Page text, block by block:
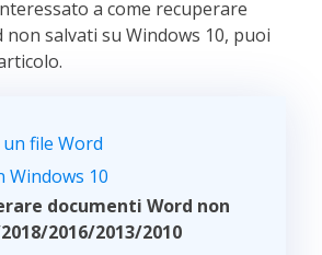
a come recuperare
salvati su Windows 10, puoi
documenti Word non
2016/2013/2010